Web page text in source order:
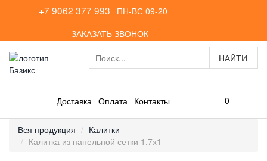
+7 9062 377 993
ПН-ВС 09-20
ЗАКАЗАТЬ ЗВОНОК
Доставка Оплата Контакты 0
Вся продукция
Калитки
Калитка из панельной сетки 1.7х1